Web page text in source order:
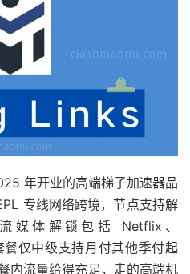
年开业的高端梯子加速器品
专线网络跨境，节点支持解
媒体解锁包括 Netflix、
仅中级支持月付其他季付起
内流量给得充足，走的高端机